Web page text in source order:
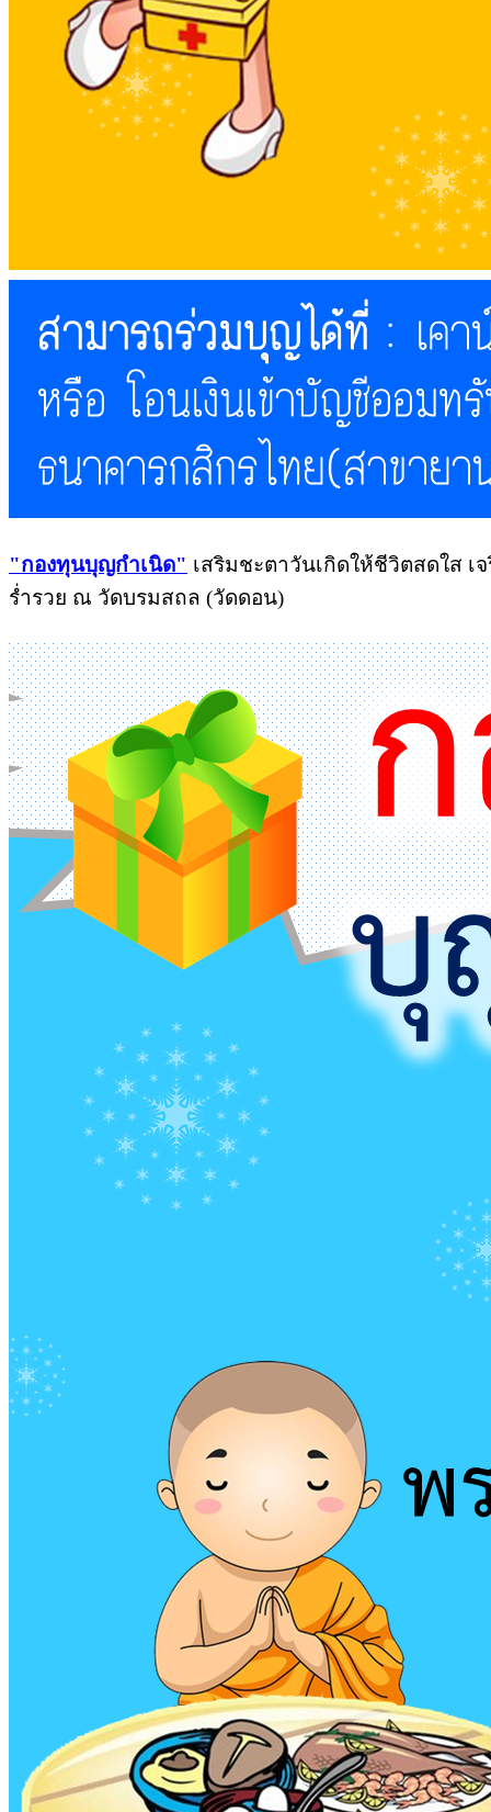
"กองทุนบุญกำเนิด" เสริมชะตาวันเกิดให้ชีวิตสดใส เจ
ร่ำรวย ณ วัดบรมสถล (วัดดอน)